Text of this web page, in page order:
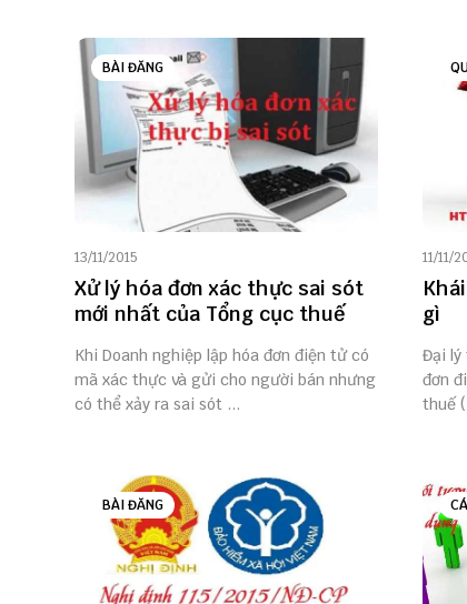
BÀI ĐĂNG
13/11/2015
Xử lý hóa đơn xác thực sai sót
mới nhất của Tổng cục thuế
Khi Doanh nghiệp lập hóa đơn điện tử có
mã xác thực và gửi cho người bán nhưng
có thể xảy ra sai sót ...
11/11/
gì
Đại lý
đơn
thuế
BÀI ĐĂNG